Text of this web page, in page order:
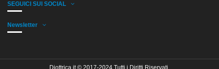
SEGUICI SUI SOCIAL
Newsletter
Diottrica.it © 2017-2024 Tutti i Diritti Riservati